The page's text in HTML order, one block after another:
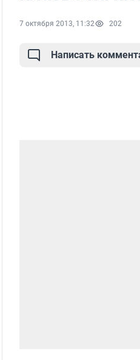
7 октября 2013, 11:32 202
Написать